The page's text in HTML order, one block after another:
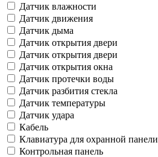
Датчик влажности
Датчик движения
Датчик дыма
Датчик открытия двери
Датчик открытия двери
Датчик открытия окна
Датчик протечки воды
Датчик разбития стекла
Датчик температуры
Датчик удара
Кабель
Клавиатура для охранной панели
Контрольная панель